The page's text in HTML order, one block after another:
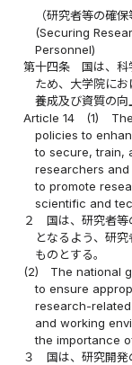
（研究者等の確保
(Securing
Personnel)
第十四条
国は、科
ため、大学院にお
養成及び資質の向
Article 14
(1)
policies to
to secure, train,
researchers
to promote
scientific and
２
国は、研究者
となるよう、研
ものとする。
(2)
The national
to ensure
research-
and working
the importance
３
国は、研究開